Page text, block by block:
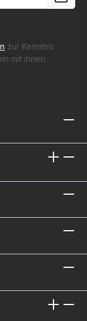
zur Kenntnis
mit ihnen